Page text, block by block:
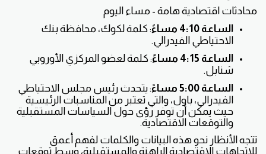
محادثات اقتصادية هامة - مساء اليوم
الساعة 4:10 مساءً
: كلمة لكوك، محافظة بنك
الاحتياطي الفيدرالي.
الساعة 4:15 مساءً
: كلمة لعضو المركزي الأوروبي
شنابل.
الساعة 5:00 مساءً
: يتحدث رئيس مجلس الاحتياطي
الفيدرالي، باول، والتي تعتبر من المناسبات الرئيسية
حيث يمكن أن توفر رؤى حول السياسات المستقبلية
والتوقعات الاقتصادية.
تتجه الأنظار نحو هذه البيانات والكلمات لفهم أعمق
للاتجاهات الاقتصادية الراهنة والمستقبلية، وسط توقعات